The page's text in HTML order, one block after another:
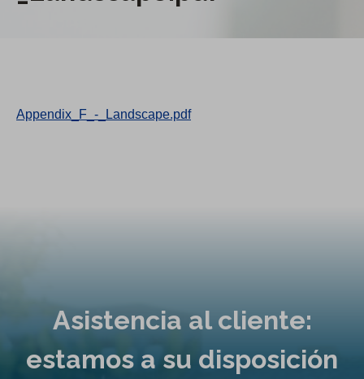
Appendix_F_-_Landscape.pdf
Asistencia al cliente:
estamos a su disposición